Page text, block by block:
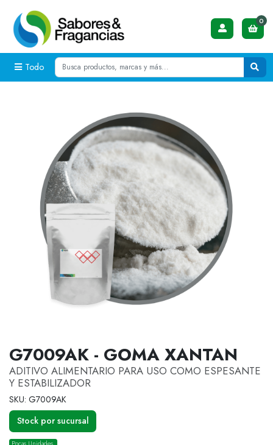
Todo
0
G7009AK - GOMA XANTAN
ADITIVO ALIMENTARIO PARA USO COMO ESPESANTE
Y ESTABILIZADOR
SKU: G7009AK
Stock por sucursal